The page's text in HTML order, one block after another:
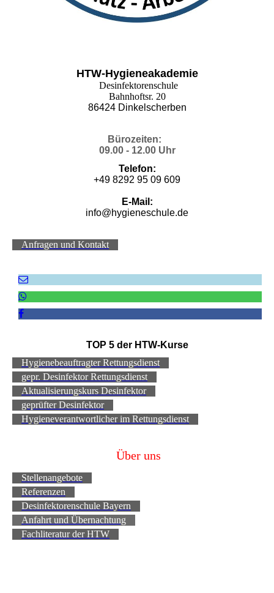
HTW-Hygieneakademie
Desinfektorenschule
Bahnhoftsr. 20
86424 Dinkelscherben
Bürozeiten:
09.00 - 12.00 Uhr
Telefon:
+49 8292 95 09 609
E-Mail:
info@hygieneschule.de
Anfragen und Kontakt
TOP 5 der HTW-Kurse
Hygienebeauftragter Rettungsdienst
gepr. Desinfektor Rettungsdienst
Aktualisierungskurs Desinfektor
geprüfter Desinfektor
Hygieneverantwortlicher im Rettungsdienst
Über uns
Stellenangebote
Referenzen
Desinfektorenschule Bayern
Anfahrt und Übernachtung
Fachliteratur der HTW